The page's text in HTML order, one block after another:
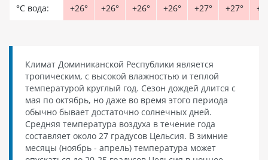
°С вода: +26° +26° +26° +26° +27° +27°
Климат Доминиканской Республики является
тропическим, с высокой влажностью и теплой
температурой круглый год. Сезон дождей длится с
мая по октябрь, но даже во время этого периода
обычно бывает достаточно солнечных дней.
Средняя температура воздуха в течение года
составляет около 27 градусов Цельсия. В зимние
месяцы (ноябрь - апрель) температура может